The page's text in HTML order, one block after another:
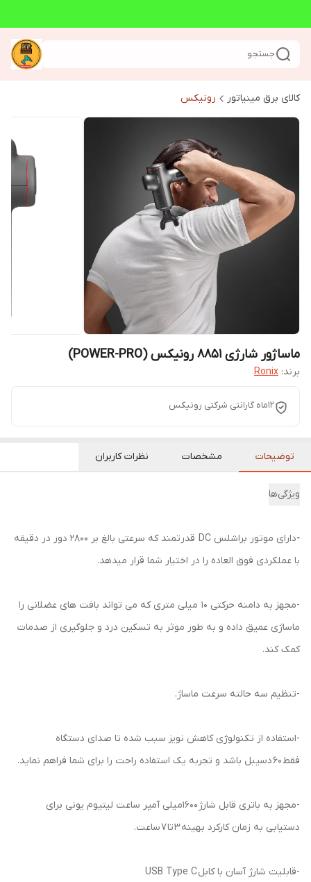
جستجو
کالای برق مینیاتور رونیکس
ماساژور شارژی 8851 رونیکس (POWER-PRO)
برند: Ronix
12ماه گارانتی شرکتی رونیکس
توضیحات مشخصات نظرات کاربران
ویژگی‌ها
-
دارای موتور براشلس DC قدرتمند که سرعتی بالغ بر 2800 دور در دقیقه
با عملکردی فوق العاده را در اختیار شما قرار میدهد.
-مجهز به دامنه حرکتی 10 میلی متری که می تواند بافت های عضلانی را
ماساژی عمیق داده و به طور موثر به تسکین درد و جلوگیری از صدمات
کمک کند.
-تنظیم سه حالته سرعت ماساژ.
-استفاده از تکنولوژی کاهش نویز سبب شده تا صدای دستگاه
فقط 60 دسیبل باشد و تجربه یک استفاده راحت را برای شما فراهم نماید.
-مجهز به باتری قابل شارژ 1600میلی آمپر ساعت لیتیوم یونی برای
دستیابی به زمان کارکرد بهینه 3 تا 7 ساعت.
-قابلیت شارژ آسان با کابل USB Type C